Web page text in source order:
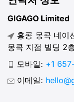
GIGAGO Limited
홍콩 몽콕 네
몽콕 지점 빌딩 2
모바일: +1
이메일: